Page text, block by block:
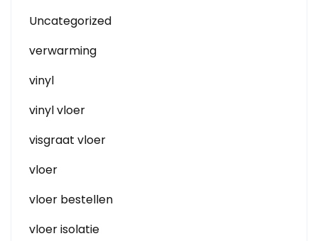
Uncategorized
verwarming
vinyl
vinyl vloer
visgraat vloer
vloer
vloer bestellen
vloer isolatie